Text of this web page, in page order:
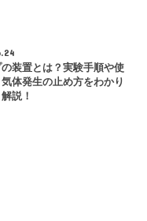
の装置とは？実験手順や使
体発生の止め方をわかり
説！